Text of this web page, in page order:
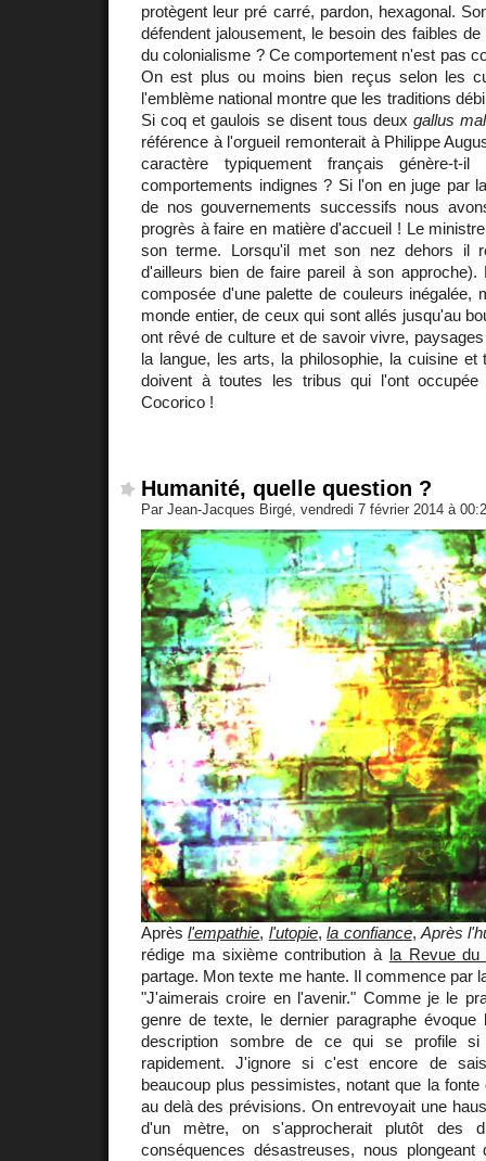
protègent leur pré carré, pardon, hexagonal.
défendent jalousement, le besoin des faibles
du colonialisme ? Ce comportement n'est pas
On est plus ou moins bien reçus selon les
l'emblème national montre que les traditions
Si coq et gaulois se disent tous deuxgallus
référence à l'orgueil remonterait à Philippe
caractère typiquement français génère-t-il
comportements indignes ? Si l'on en juge par
de nos gouvernements successifs nous
progrès à faire en matière d'accueil ! Le
son terme. Lorsqu'il met son nez dehors il
d'ailleurs bien de faire pareil à son approche).
composée d'une palette de couleurs inégalée,
monde entier, de ceux qui sont allés jusqu'au
ont rêvé de culture et de savoir vivre,
la langue, les arts, la philosophie, la cuisine et
doivent à toutes les tribus qui l'ont
Cocorico !
Humanité, quelle question ?
Par Jean-Jacques Birgé, vendredi 7 février 2014 à
Aprèsl'empathie, l'utopie,la confiance,Après
rédige ma sixième contribution à la Revue du
partage. Mon texte me hante. Il commence par
"J'aimerais croire en l'avenir." Comme je le
genre de texte, le dernier paragraphe
description sombre de ce qui se profile si
rapidement. J'ignore si c'est encore de
beaucoup plus pessimistes, notant que la
au delà des prévisions. On entrevoyait une
d'un mètre, on s'approcherait plutôt des
conséquences désastreuses, nous